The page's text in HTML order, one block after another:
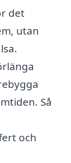
det
utan
Så
och